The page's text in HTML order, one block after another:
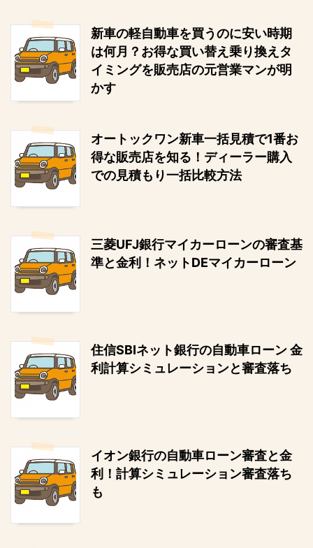
新車の軽自動車を買うのに安い時期
は何月？お得な買い替え乗り換えタ
イミングを販売店の元営業マンが明
かす
オートックワン新車一括見積で1番お
得な販売店を知る！ディーラー購入
での見積もり一括比較方法
三菱UFJ銀行マイカーローンの審査基
準と金利！ネットDEマイカーローン
住信SBIネット銀行の自動車ローン 金
利計算シミュレーションと審査落ち
イオン銀行の自動車ローン審査と金
利！計算シミュレーション審査落ち
も